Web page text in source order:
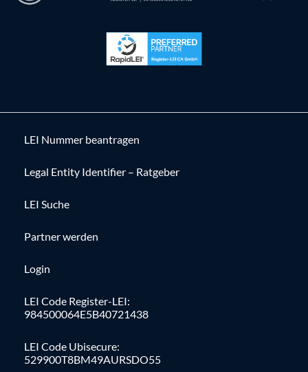
LEI Nummer beantragen
Legal Entity Identifier – Ratgeber
LEI Suche
Partner werden
Login
LEI Code Register-LEI:
984500064E5B40721438
LEI Code Ubisecure:
529900T8BM49AURSDO55